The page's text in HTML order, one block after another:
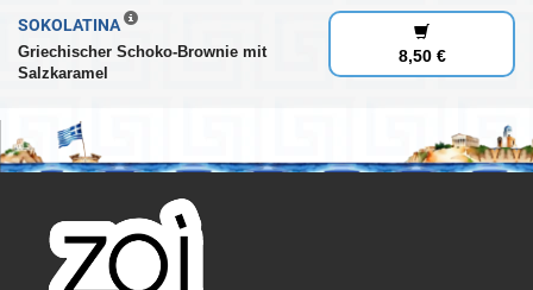
SOKOLATINA
Griechischer Schoko-Brownie mit
Salzkaramel
8,50 €